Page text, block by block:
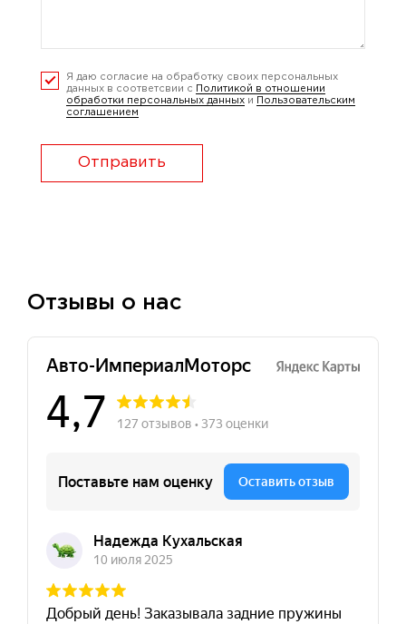
Я даю согласие на обработку своих персональных
данных в соответсвии с
Политикой в отношении
обработки персональных данных и
Пользовательским
соглашением
Отправить
Отзывы о нас